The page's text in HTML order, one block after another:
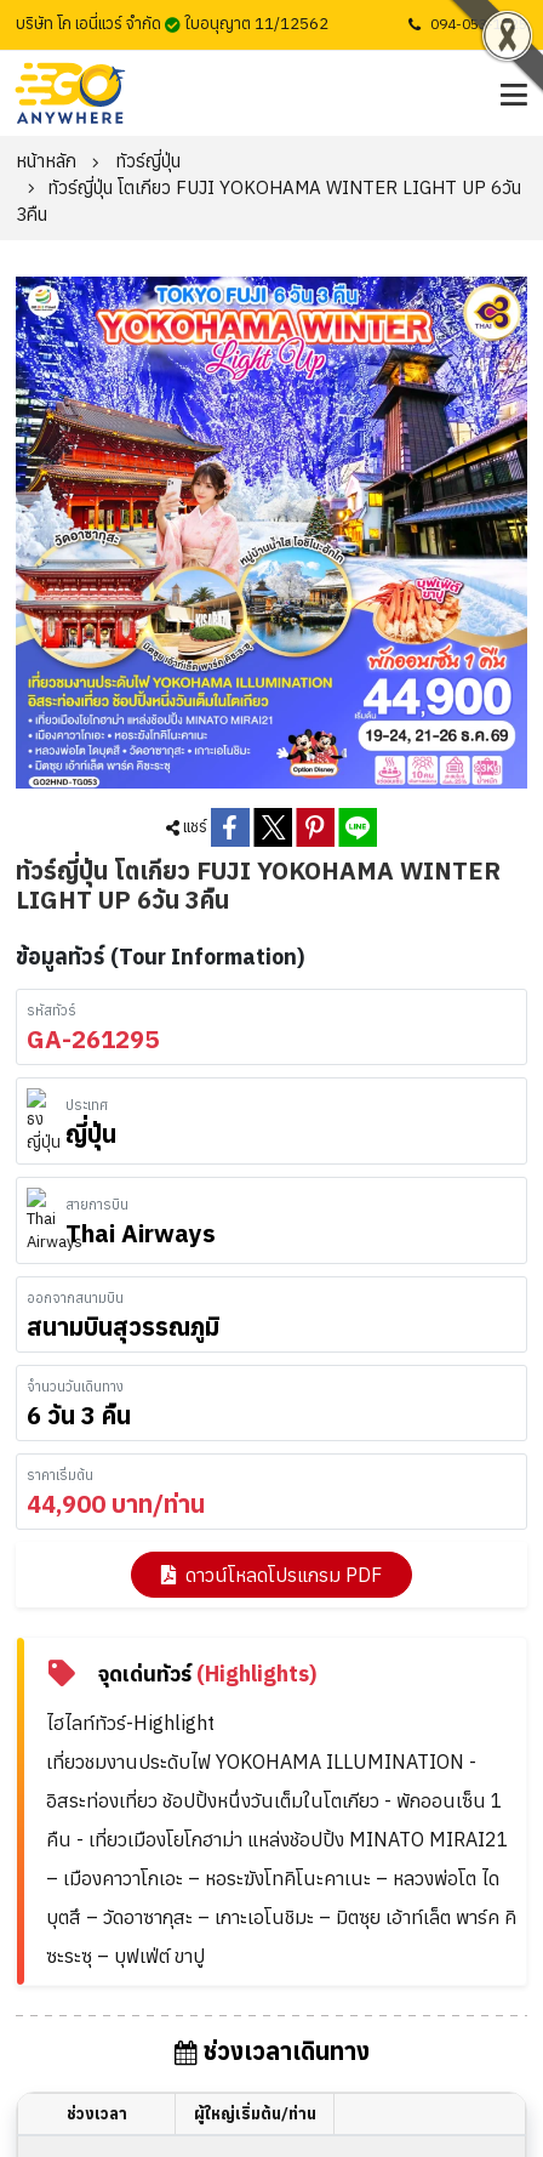
บริษัท โก เอนี่แวร์ จำกัด ใบอนุญาต 11/12562 094-053-1725
หน้าหลัก
ทัวร์ญี่ปุ่น
ทัวร์ญี่ปุ่น โตเกียว FUJI YOKOHAMA WINTER LIGHT UP 6วัน
3คืน
แชร์
ทัวร์ญี่ปุ่น โตเกียว FUJI YOKOHAMA WINTER
LIGHT UP 6วัน 3คืน
ข้อมูลทัวร์ (Tour Information)
รหัสทัวร์
GA-261295
ประเทศ
ญี่ปุ่น
สายการบิน
Thai Airways
ออกจากสนามบิน
สนามบินสุวรรณภูมิ
จำนวนวันเดินทาง
6 วัน 3 คืน
ราคาเริ่มต้น
44,900 บาท/ท่าน
ดาวน์โหลดโปรแกรม PDF
จุดเด่นทัวร์(Highlights)
ไฮไลท์ทัวร์-Highlight
เที่ยวชมงานประดับไฟ YOKOHAMA ILLUMINATION -
อิสระท่องเที่ยว ช้อปปิ้งหนึ่งวันเต็มในโตเกียว - พักออนเซ็น 1
คืน - เที่ยวเมืองโยโกฮาม่า แหล่งช้อปปิ้ง MINATO MIRAI21
– เมืองคาวาโกเอะ – หอระฆังโทคิโนะคาเนะ – หลวงพ่อโต ได
บุตสึ – วัดอาซากุสะ – เกาะเอโนชิมะ – มิตซุย เอ้าท์เล็ต พาร์ค คิ
ซะระซุ – บุฟเฟ่ต์ ขาปู
ช่วงเวลาเดินทาง
ช่วงเวลา ผู้ใหญ่เริ่มต้น/ท่าน